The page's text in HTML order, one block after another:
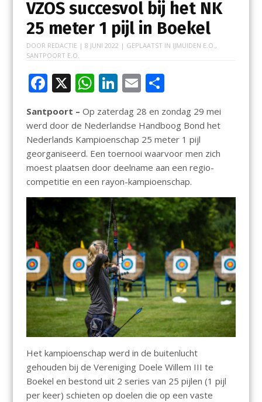
VZOS succesvol bij het NK
25 meter 1 pijl in Boekel
DOOR REDACTIE | 8 JUNI 2022 | GEPLAATST IN IJMUIDEN E.O. ,
SANTPOORT E.O.
F
e
b
o
o
k
X W
at
s
A
p
p
Li
n
k
e
dI
n
E
ai
l
D
e
n
Santpoort – Op zaterdag 28 en zondag 29 mei
werd door de Nederlandse Handboog Bond het
Nederlands Kampioenschap 25 meter 1 pijl
georganiseerd. Een toernooi waarvoor men zich
moest plaatsen door deelname aan een regio-
competitie en een rayon-kampioenschap.
Het kampioenschap werd in de buitenlucht
gehouden bij de Vereniging Doele Willem III te
Boekel en bestond uit 2 series van 25 pijlen (1 pijl
per keer) schieten op doelen die op een vaste